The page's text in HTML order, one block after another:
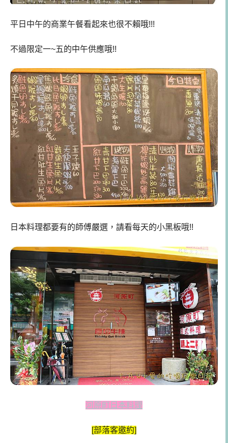
平日中午的商業午餐看起來也很不賴哦!!!
不過限定一~五的中午供應哦!!
日本料理都要有的師傅嚴選，請看每天的小黑板哦!!
河原町日本料理
[部落客邀約]